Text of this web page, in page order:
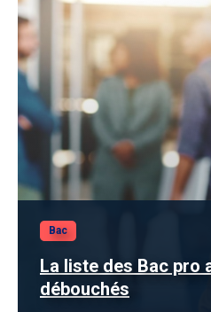
Bac
La liste des Bac pro
débouchés